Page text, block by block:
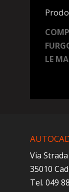
LE
Via
35010
Tel. 049